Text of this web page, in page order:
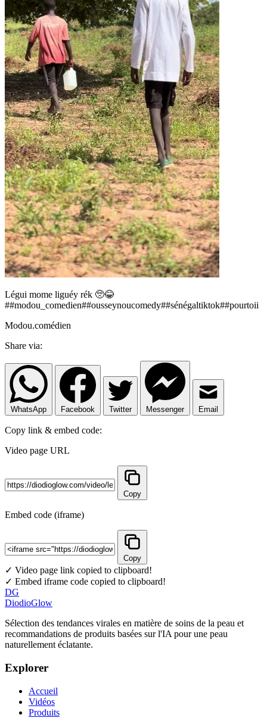
Légui mome liguéy rék 🥺😂
##modou_comedien##ousseynoucomedy##sénégaltiktok##pourtoii
Modou.comédien
Share via:
WhatsApp Facebook Twitter Messenger Email
Copy link & embed code:
Video page URL
Copy
Embed code (iframe)
Copy
✓ Video page link copied to clipboard!
✓ Embed iframe code copied to clipboard!
DG
DiodioGlow
Sélection des tendances virales en matière de soins de la peau et
recommandations de produits basées sur l'IA pour une peau
naturellement éclatante.
Explorer
Accueil
Vidéos
Produits